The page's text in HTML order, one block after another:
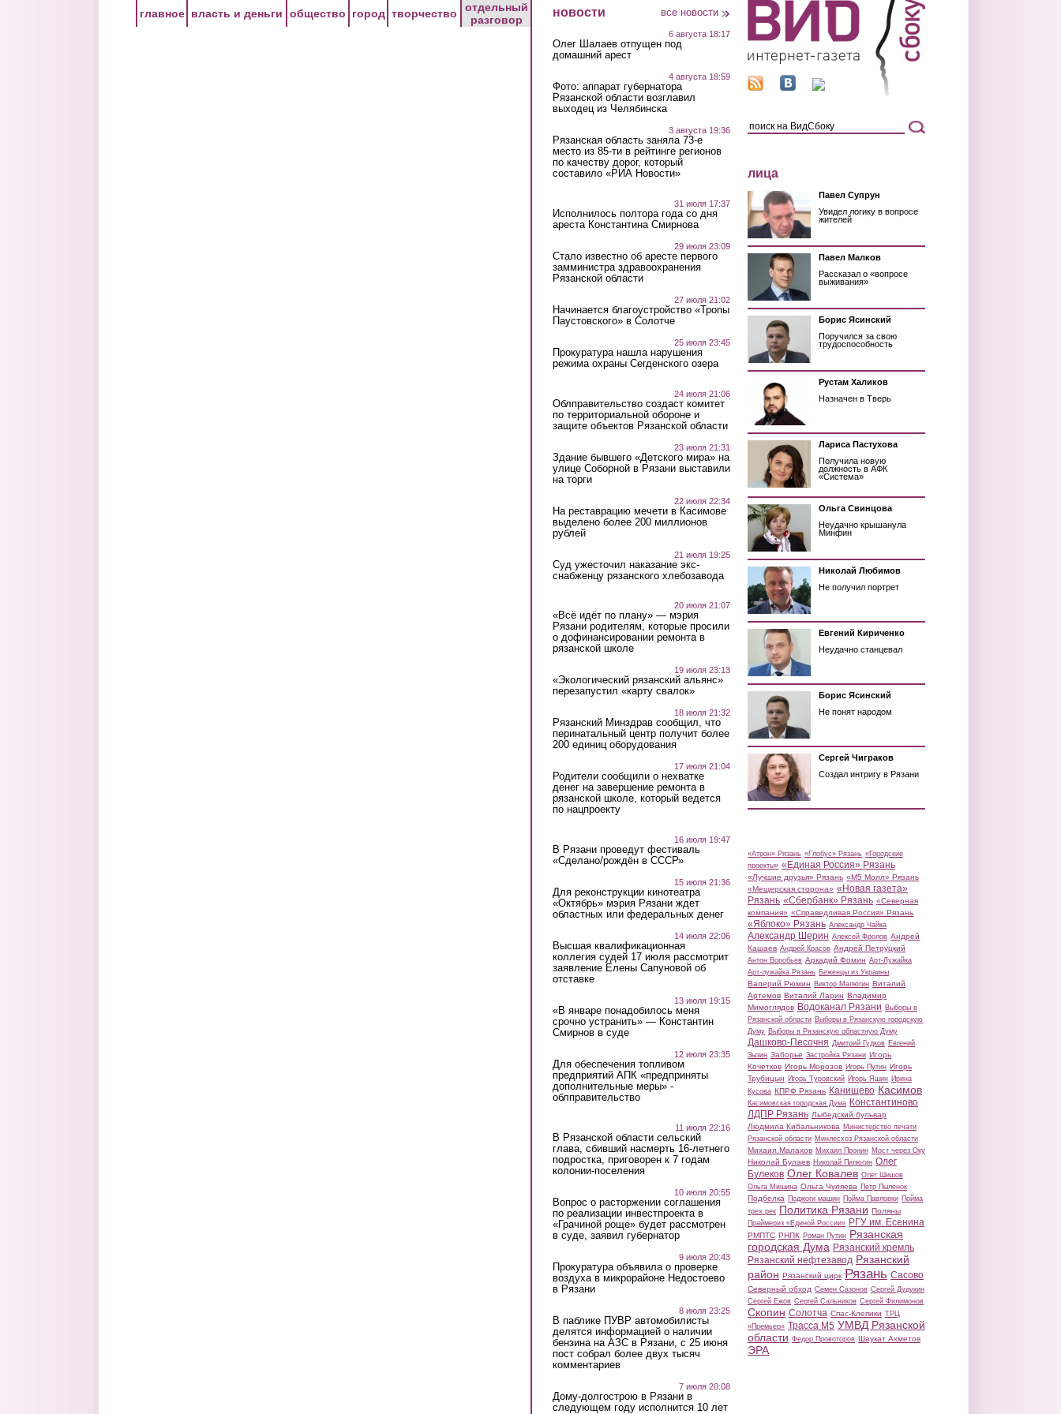
главное власть и деньги общество город творчество
отдельный
разговор
новости все новости
6 августа 18:17
Олег Шалаев отпущен под
домашний арест
4 августа 18:59
Фото: аппарат губернатора
Рязанской области возглавил
выходец из Челябинска
3 августа 19:36
Рязанская область заняла 73-е
место из 85-ти в рейтинге регионов
по качеству дорог, который
составило «РИА Новости»
31 июля 17:37
Исполнилось полтора года со дня
ареста Константина Смирнова
29 июля 23:09
Стало известно об аресте первого
замминистра здравоохранения
Рязанской области
27 июля 21:02
Начинается благоустройство «Тропы
Паустовского» в Солотче
25 июля 23:45
Прокуратура нашла нарушения
режима охраны Сегденского озера
24 июля 21:06
Облправительство создаст комитет
по территориальной обороне и
защите объектов Рязанской области
23 июля 21:31
Здание бывшего «Детского мира» на
улице Соборной в Рязани выставили
на торги
22 июля 22:34
На реставрацию мечети в Касимове
выделено более 200 миллионов
рублей
21 июля 19:25
Суд ужесточил наказание экс-
снабженцу рязанского хлебозавода
20 июля 21:07
«Всё идёт по плану» — мэрия
Рязани родителям, которые просили
о дофинансировании ремонта в
рязанской школе
19 июля 23:13
«Экологический рязанский альянс»
перезапустил «карту свалок»
18 июля 21:32
Рязанский Минздрав сообщил, что
перинатальный центр получит более
200 единиц оборудования
17 июля 21:04
Родители сообщили о нехватке
денег на завершение ремонта в
рязанской школе, который ведется
по нацпроекту
16 июля 19:47
В Рязани проведут фестиваль
«Сделано/рождён в СССР»
15 июля 21:36
Для реконструкции кинотеатра
«Октябрь» мэрия Рязани ждет
областных или федеральных денег
14 июля 22:06
Высшая квалификационная
коллегия судей 17 июля рассмотрит
заявление Елены Сапуновой об
отставке
13 июля 19:15
«В январе понадобилось меня
срочно устранить» — Константин
Смирнов в суде
12 июля 23:35
Для обеспечения топливом
предприятий АПК «предприняты
дополнительные меры» -
облправительство
11 июля 22:16
В Рязанской области сельский
глава, сбивший насмерть 16-летнего
подростка, приговорен к 7 годам
колонии-поселения
10 июля 20:55
Вопрос о расторжении соглашения
по реализации инвестпроекта в
«Грачиной роще» будет рассмотрен
в суде, заявил губернатор
9 июля 20:43
Прокуратура объявила о проверке
воздуха в микрорайоне Недостоево
в Рязани
8 июля 23:25
В паблике ПУВР автомобилисты
делятся информацией о наличии
бензина на АЗС в Рязани, с 25 июня
пост собрал более двух тысяч
комментариев
7 июля 20:08
Дому-долгострою в Рязани в
следующем году исполнится 10 лет
лица
Павел Супрун
Увидел логику в вопросе
жителей
Павел Малков
Рассказал о «вопросе
выживания»
Борис Ясинский
Поручился за свою
трудоспособность
Рустам Халиков
Назначен в Тверь
Лариса Пастухова
Получила новую
должность в АФК
«Система»
Ольга Свинцова
Неудачно крышанула
Минфин
Николай Любимов
Не получил портрет
Евгений Кириченко
Неудачно станцевал
Борис Ясинский
Не понят народом
Сергей Чиграков
Создал интригу в Рязани
«Атрон» Рязань «Глобус» Рязань «Городские
проекты» «Единая Россия» Рязань
«Лучшие друзья» Рязань «М5 Молл» Рязань
«Мещерская сторона» «Новая газета»
Рязань «Сбербанк» Рязань «Северная
компания» «Справедливая Россия» Рязань
«Яблоко» Рязань Александр Чайка
Александр Шерин Алексей Фролов Андрей
Кашаев Андрей Красов Андрей Петруцкий
Антон Воробьев Аркадий Фомин Арт-Лужайка
Арт-лужайка Рязань Беженцы из Украины
Валерий Рюмин Виктор Малюгин Виталий
Артемов Виталий Ларин Владимир
Мимоглядов Водоканал Рязани Выборы в
Рязанской области Выборы в Рязанскую городскую
Думу Выборы в Рязанскую областную Думу
Дашково-Песочня Дмитрий Гудков Евгений
Зызин Заборье Застройка Рязани Игорь
Кочетков Игорь Морозов Игорь Путин Игорь
Трубицын Игорь Туровский Игорь Яшин Ирина
Кусова КПРФ Рязань Канищево Касимов
Касимовская городская Дума Константиново
ЛДПР Рязань Лыбедский бульвар
Людмила Кибальникова Министерство печати
Рязанской области Минлесхоз Рязанской области
Михаил Малахов Михаил Пронин Мост через Оку
Николай Булаев Николай Пилюгин Олег
Булеков Олег Ковалев Олег Шишов
Ольга Мишина Ольга Чуляева Петр Пыленок
Подбелка Поджоги машин Пойма Павловки Пойма
трех рек Политика Рязани Поляны
Праймериз «Единой России» РГУ им. Есенина
РМПТС РНПК Роман Путин Рязанская
городская Дума Рязанский кремль
Рязанский нефтезавод Рязанский
район Рязанский цирк Рязань Сасово
Северный обход Семен Сазонов Сергей Дудукин
Сергей Ежов Сергей Сальников Сергей Филимонов
Скопин Солотча Спас-Клепики ТРЦ
«Премьер» Трасса М5 УМВД Рязанской
области Федор Провоторов Шаукат Ахметов
ЭРА